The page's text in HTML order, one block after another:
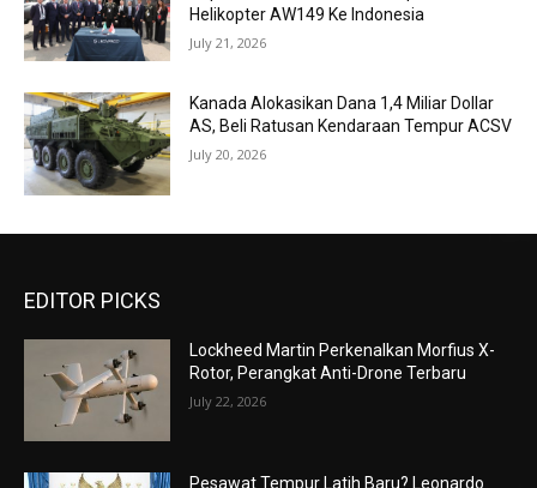
Helikopter AW149 Ke Indonesia
July 21, 2026
Kanada Alokasikan Dana 1,4 Miliar Dollar
AS, Beli Ratusan Kendaraan Tempur ACSV
July 20, 2026
EDITOR PICKS
Lockheed Martin Perkenalkan Morfius X-
Rotor, Perangkat Anti-Drone Terbaru
July 22, 2026
Pesawat Tempur Latih Baru? Leonardo